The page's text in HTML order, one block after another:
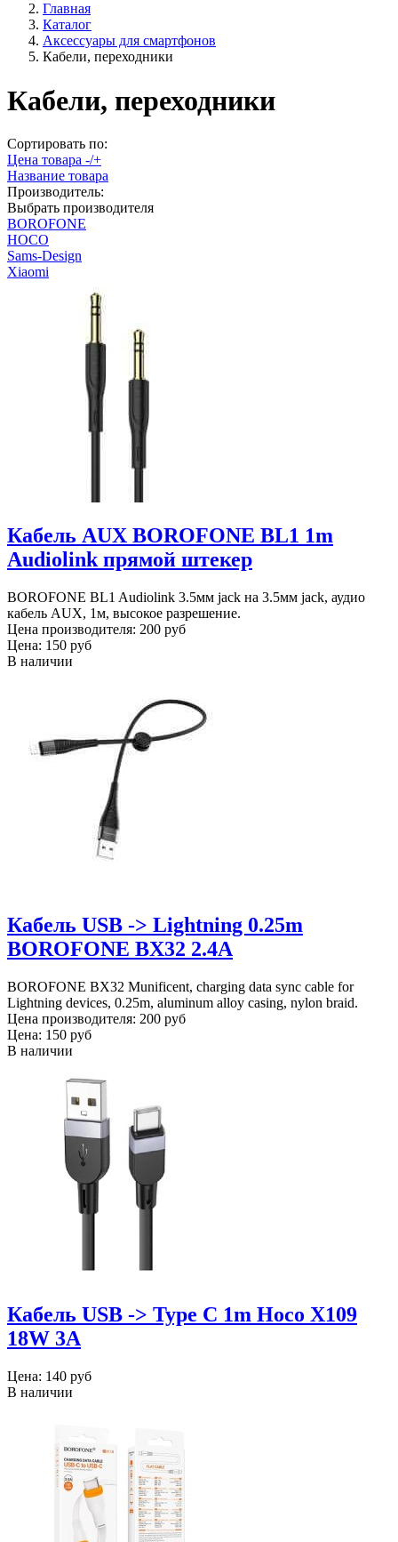
Главная
Каталог
Аксессуары для смартфонов
Кабели, переходники
Кабели, переходники
Сортировать по:
Цена товара -/+
Название товара
Производитель:
Выбрать производителя
BOROFONE
HOCO
Sams-Design
Xiaomi
Кабель AUX BOROFONE BL1 1m
Audiolink прямой штекер
BOROFONE BL1 Audiolink 3.5мм jack на 3.5мм jack, аудио
кабель AUX, 1м, высокое разрешение.
Цена производителя: 200 руб
Цена: 150 руб
В наличии
Кабель USB -> Lightning 0.25m
BOROFONE BX32 2.4A
BOROFONE BX32 Munificent, charging data sync cable for
Lightning devices, 0.25m, aluminum alloy casing, nylon braid.
Цена производителя: 200 руб
Цена: 150 руб
В наличии
Кабель USB -> Type C 1m Hoco X109
18W 3A
Цена: 140 руб
В наличии